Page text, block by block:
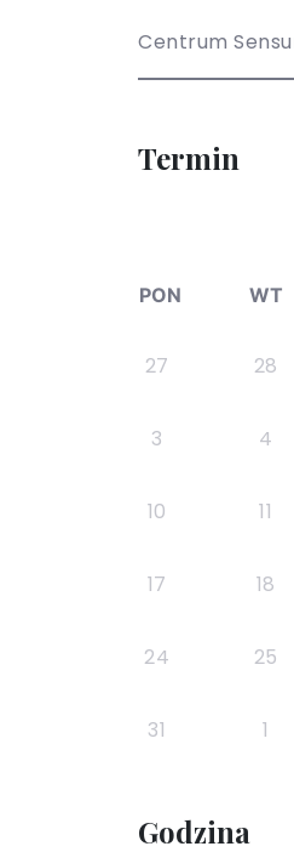
Centrum
Termin
PON WT
27 28
3 4
10 11
17 18
24 25
31 1
Godzina